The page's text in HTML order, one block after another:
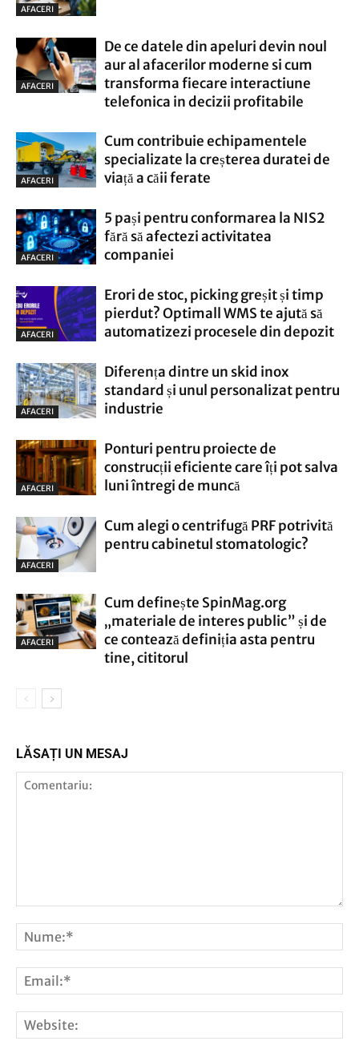
AFACERI
AFACERI
De ce datele din apeluri devin noul
aur al afacerilor moderne si cum
transforma fiecare interactiune
telefonica in decizii profitabile
AFACERI
Cum contribuie echipamentele
specializate la creșterea duratei de
viață a căii ferate
AFACERI
5 pași pentru conformarea la NIS2
fără să afectezi activitatea
companiei
AFACERI
Erori de stoc, picking greșit și timp
pierdut? Optimall WMS te ajută să
automatizezi procesele din depozit
AFACERI
Diferența dintre un skid inox
standard și unul personalizat pentru
industrie
AFACERI
Ponturi pentru proiecte de
construcții eficiente care îți pot salva
luni întregi de muncă
AFACERI
Cum alegi o centrifugă PRF potrivită
pentru cabinetul stomatologic?
AFACERI
Cum definește SpinMag.org
„materiale de interes public” și de
ce contează definiția asta pentru
tine, cititorul
LĂSAȚI UN MESAJ